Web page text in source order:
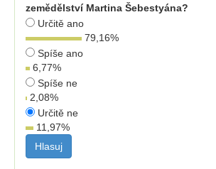
zemědělství Martina Šebestyána?
Určitě ano
79,16%
Spíše ano
6,77%
Spíše ne
2,08%
Určitě ne
11,97%